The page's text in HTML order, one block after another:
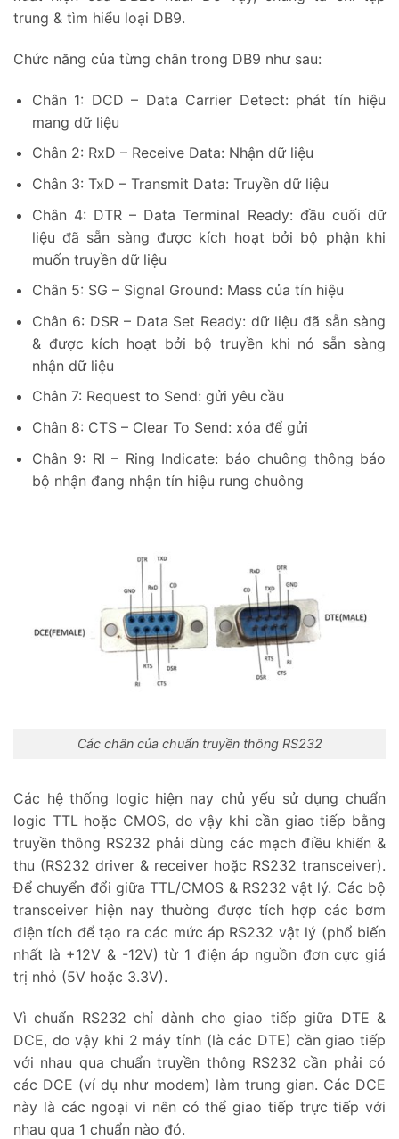
trung & tìm hiểu loại DB9.
Chức năng của từng chân trong DB9 như sau:
Chân 1: DCD – Data Carrier Detect: phát tín hiệu
mang dữ liệu
Chân 2: RxD – Receive Data: Nhận dữ liệu
Chân 3: TxD – Transmit Data: Truyền dữ liệu
Chân 4: DTR – Data Terminal Ready: đầu cuối dữ
liệu đã sẵn sàng được kích hoạt bởi bộ phận khi
muốn truyền dữ liệu
Chân 5: SG – Signal Ground: Mass của tín hiệu
Chân 6: DSR – Data Set Ready: dữ liệu đã sẵn sàng
& được kích hoạt bởi bộ truyền khi nó sẵn sàng
nhận dữ liệu
Chân 7: Request to Send: gửi yêu cầu
Chân 8: CTS – Clear To Send: xóa để gửi
Chân 9: RI – Ring Indicate: báo chuông thông báo
bộ nhận đang nhận tín hiệu rung chuông
Các chân của chuẩn truyền thông RS232
Các hệ thống logic hiện nay chủ yếu sử dụng chuẩn
logic TTL hoặc CMOS, do vậy khi cần giao tiếp bằng
truyền thông RS232 phải dùng các mạch điều khiển &
thu (RS232 driver & receiver hoặc RS232 transceiver).
Để chuyển đổi giữa TTL/CMOS & RS232 vật lý. Các bộ
transceiver hiện nay thường được tích hợp các bơm
điện tích để tạo ra các mức áp RS232 vật lý (phổ biến
nhất là +12V & -12V) từ 1 điện áp nguồn đơn cực giá
trị nhỏ (5V hoặc 3.3V).
Vì chuẩn RS232 chỉ dành cho giao tiếp giữa DTE &
DCE, do vậy khi 2 máy tính (là các DTE) cần giao tiếp
với nhau qua chuẩn truyền thông RS232 cần phải có
các DCE (ví dụ như modem) làm trung gian. Các DCE
này là các ngoại vi nên có thể giao tiếp trực tiếp với
nhau qua 1 chuẩn nào đó.